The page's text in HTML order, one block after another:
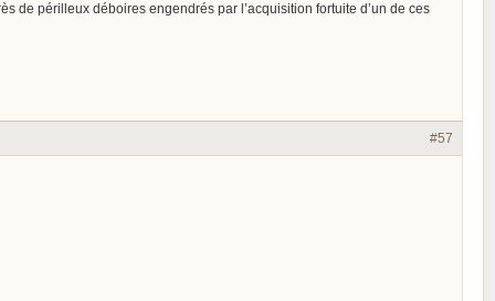
de périlleux déboires engendrés par l’acquisition fortuite d’un de ces
#57